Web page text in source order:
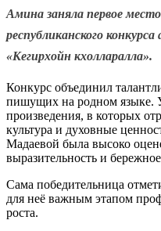
Амина заняла первое
республиканского
«Кегирхойн кхолларалла».
Конкурс объединил
пишущих на родном языке.
произведения, в которых
культура и духовные
Мадаевой была высоко
выразительность и
Сама победительница
для неё важным этапом
роста.